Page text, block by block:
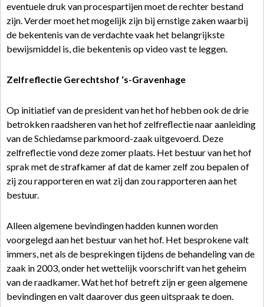
eventuele druk van procespartijen moet de rechter bestand
zijn. Verder moet het mogelijk zijn bij ernstige zaken waarbij
de bekentenis van de verdachte vaak het belangrijkste
bewijsmiddel is, die bekentenis op video vast te leggen.
Zelfreflectie Gerechtshof ‘s-Gravenhage
Op initiatief van de president van het hof hebben ook de drie
betrokken raadsheren van het hof zelfreflectie naar aanleiding
van de Schiedamse parkmoord-zaak uitgevoerd. Deze
zelfreflectie vond deze zomer plaats. Het bestuur van het hof
sprak met de strafkamer af dat de kamer zelf zou bepalen of
zij zou rapporteren en wat zij dan zou rapporteren aan het
bestuur.
Alleen algemene bevindingen hadden kunnen worden
voorgelegd aan het bestuur van het hof. Het besprokene valt
immers, net als de besprekingen tijdens de behandeling van de
zaak in 2003, onder het wettelijk voorschrift van het geheim
van de raadkamer. Wat het hof betreft zijn er geen algemene
bevindingen en valt daarover dus geen uitspraak te doen.